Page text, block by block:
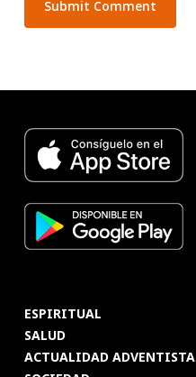
ESPIRITUAL
SALUD
ACTUALIDAD ADVENTISTA